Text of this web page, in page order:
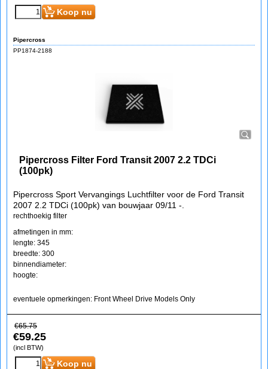
Koop nu
Pipercross
PP1874-2188
Pipercross Filter Ford Transit 2007 2.2 TDCi
(100pk)
Pipercross Sport Vervangings Luchtfilter voor de Ford Transit
2007 2.2 TDCi (100pk) van bouwjaar 09/11 -.
rechthoekig filter
afmetingen in mm:
lengte: 345
breedte: 300
binnendiameter:
hoogte:
eventuele opmerkingen: Front Wheel Drive Models Only
€65.75
€59.25
(incl BTW)
Koop nu